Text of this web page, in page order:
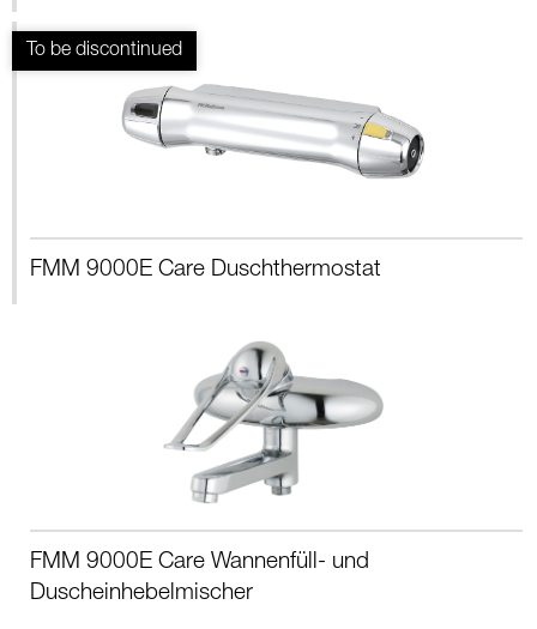
FMM 9000E Care Duschthermostat
FMM 9000E Care Wannenfüll- und
Duscheinhebelmischer